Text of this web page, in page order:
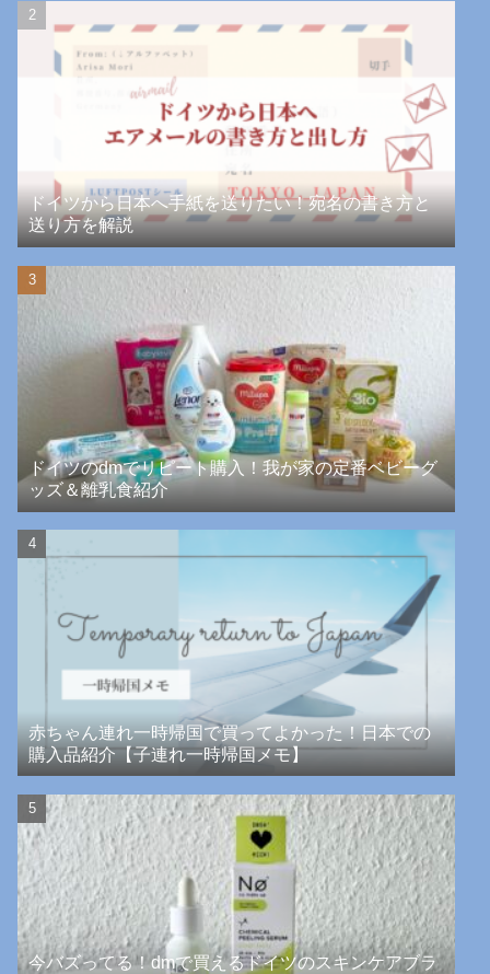
ドイツから日本へ手紙を送りたい！宛名の書き方と
送り方を解説
ドイツのdmでリピート購入！我が家の定番ベビーグ
ッズ＆離乳食紹介
赤ちゃん連れ一時帰国で買ってよかった！日本での
購入品紹介【子連れ一時帰国メモ】
今バズってる！dmで買えるドイツのスキンケアブラ